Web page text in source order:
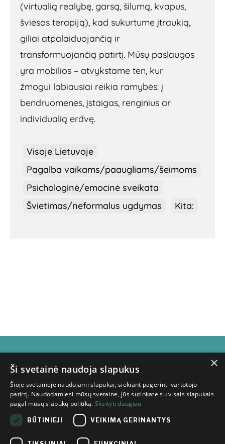
Visoje Lietuvoje
Pagalba vaikams/paaugliams/šeimoms
Psichologinė/emocinė sveikata
Švietimas/neformalus ugdymas
Kita:
(virtualią realybę, garsą, šilumą, kvapus,
šviesos terapiją), kad sukurtume įtraukią,
giliai atpalaiduojančią ir
transformuojančią patirtį. Mūsų paslaugos
yra mobilios – atvykstame ten, kur
žmogui labiausiai reikia ramybės: į
bendruomenes, įstaigas, renginius ar
individualią erdvę.
Subscribe for
newsletter
×
Ši svetainė naudoja slapukus
Šioje svetainėje naudojami slapukai, siekiant pagerinti vartotojo
patirtį. Naudodamiesi mūsų svetaine, jūs sutinkate su visais slapukais
pagal mūsų slapukų politiką. Skaityti daugiau
BŪTINIEJI VEIKIMĄ GERINANTYS